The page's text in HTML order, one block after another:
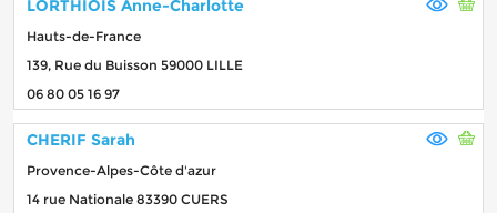
LORTHIOIS Anne-Charlotte
Hauts-de-France
139, Rue du Buisson 59000 LILLE
06 80 05 16 97
CHERIF Sarah
Provence-Alpes-Côte d'azur
14 rue Nationale 83390 CUERS